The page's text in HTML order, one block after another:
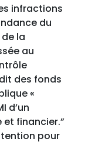
infractions
du
la
au
des fonds
«
d’un
financier.”
pour